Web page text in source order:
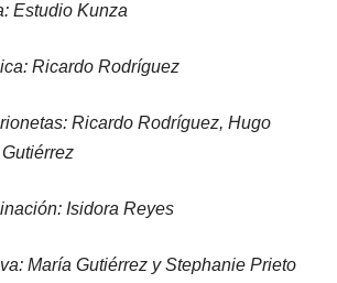
Estudio Kunza
Ricardo Rodríguez
Ricardo Rodríguez, Hugo
Isidora Reyes
María Gutiérrez y Stephanie Prieto